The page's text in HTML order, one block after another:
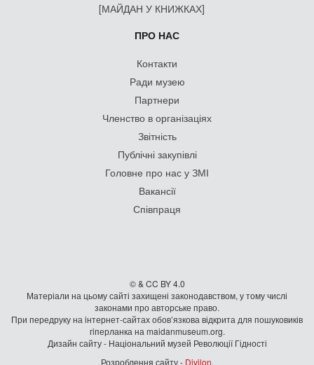
[МАЙДАН У КНИЖКАХ]
ПРО НАС
Контакти
Ради музею
Партнери
Членство в організаціях
Звітність
Публічні закупівлі
Головне про нас у ЗМІ
Вакансії
Співпраця
© & CC BY 4.0
Матеріали на цьому сайті захищені законодавством, у тому числі
законами про авторське право.
При передруку на iнтернет-сайтах обов’язкова відкрита для пошуковиків
гiперланка на maidanmuseum.org.
Дизайн сайту - Національний музей Революції Гідності
Розроблення сайту - Divilon.